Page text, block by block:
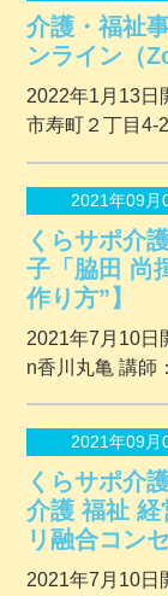
介護・福祉
ンライン（
2022年1月13日
市寿町２丁⽬4-
2021年09月
くらサポ介
子「脇田 尚
作り方”】
2021年7月10日
n香川丸亀 講師
2021年09月
くらサポ介
介護 福祉
リ融合コン
2021年7月10日